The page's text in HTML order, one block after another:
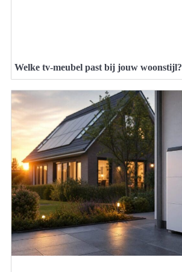
Welke tv-meubel past bij jouw woonstijl?